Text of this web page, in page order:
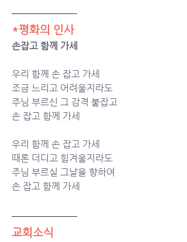
*평화의 인사
손잡고 함께 가세
우리 함께 손 잡고 가세
조금 느리고 어려울지라도
주님 부르신 그 감격 붙잡고
손 잡고 함께 가세
우리 함께 손 잡고 가세
때론 더디고 힘겨울지라도
주님 부르실 그날을 향하여
손 잡고 함께 가세
교회소식